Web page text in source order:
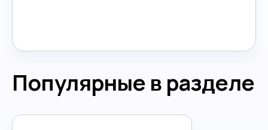
Популярные в разделе